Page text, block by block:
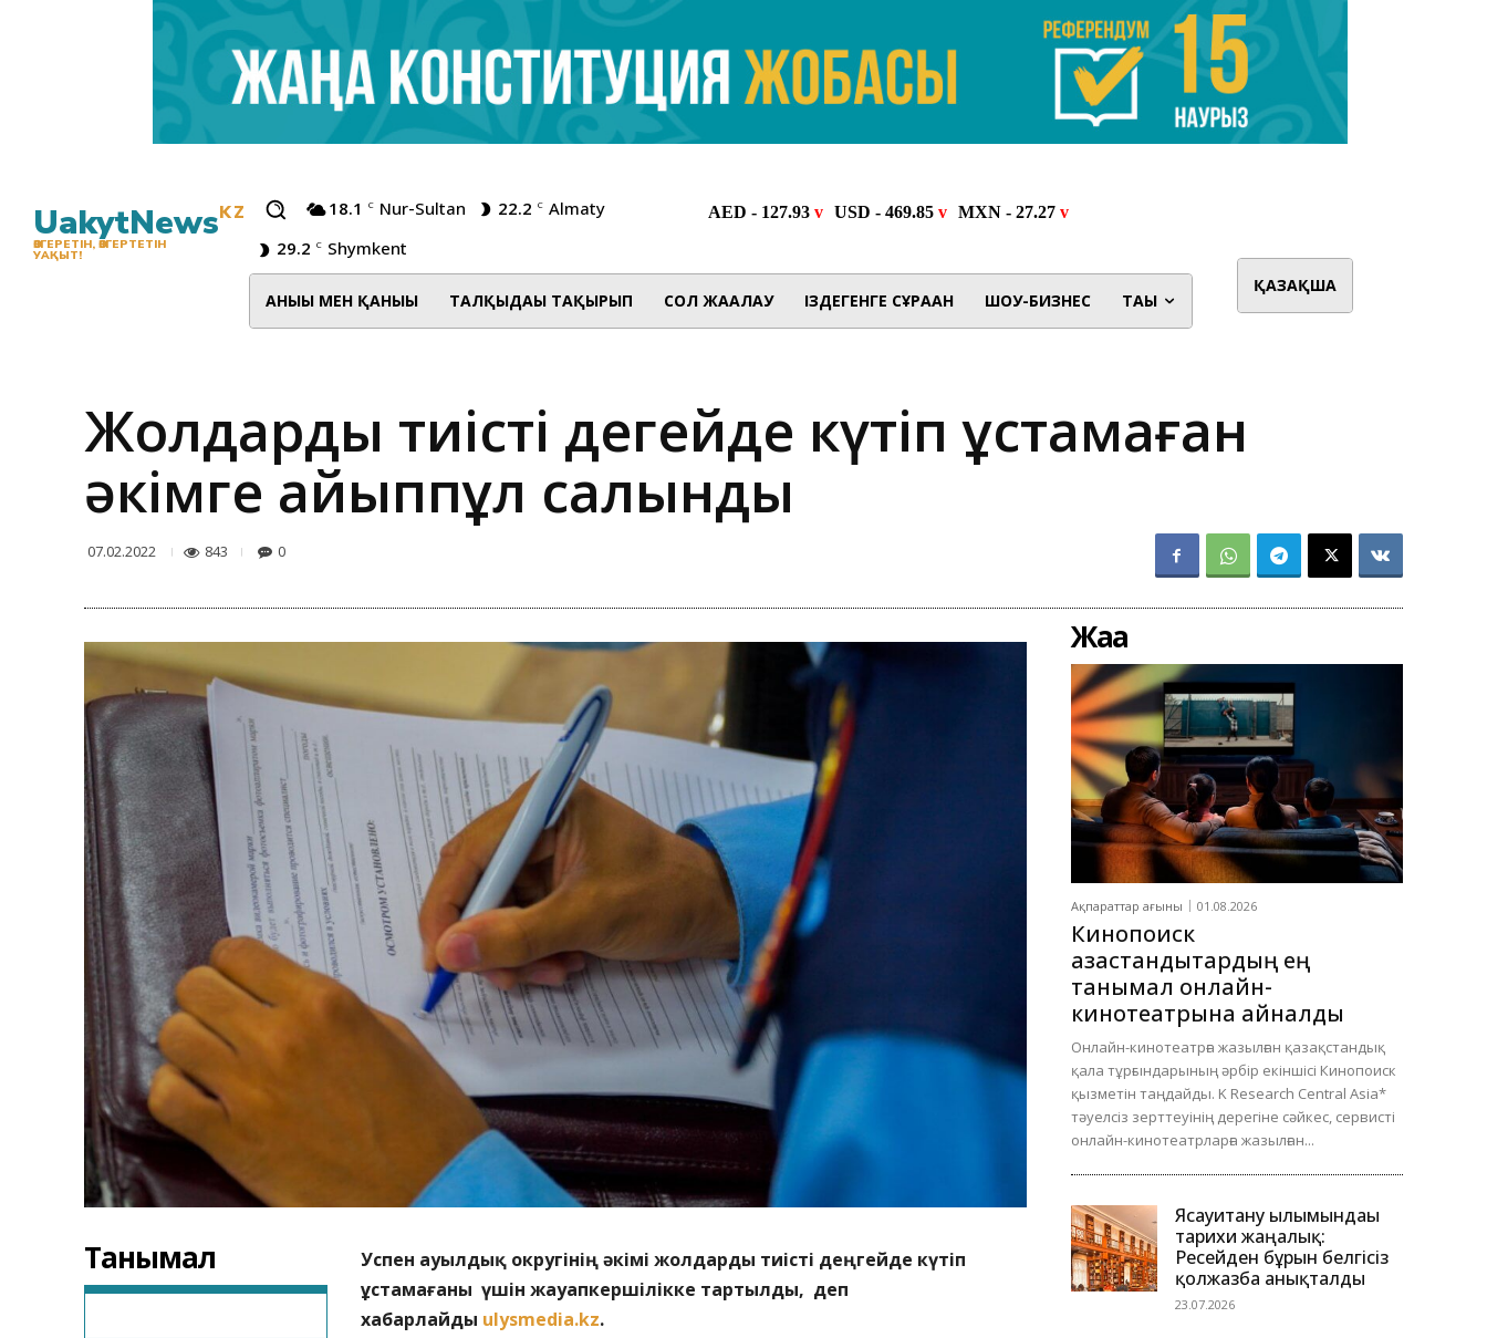
UakytNewsKZ
ӨЗГЕРЕТІН, ӨЗГЕРТЕТІН
УАҚЫТ!
18.1 C Nur-Sultan 22.2 C Almaty
29.2 C Shymkent
АНЫҒЫ МЕН ҚАНЫҒЫ ТАЛҚЫДАҒЫ ТАҚЫРЫП СОЛ ЖАҒАЛАУ ІЗДЕГЕНГЕ СҰРАҒАН ШОУ-БИЗНЕС ТАҒЫ
ҚАЗАҚША
Жолдарды тиісті деңгейде күтіп ұстамаған
әкімге айыппұл салынды
07.02.2022 843 0
Танымал
Успен ауылдық округінің әкімі жолдарды тиісті деңгейде күтіп
ұстамағаны үшін жауапкершілікке тартылды, деп
хабарлайды ulysmedia.kz.
Жаңа
Ақпараттар ағыны 01.08.2026
Кинопоиск
қазақстандықтардың ең
танымал онлайн-
кинотеатрына айналды
Онлайн-кинотеатрға жазылған қазақстандық
қала тұрғындарының әрбір екіншісі Кинопоиск
қызметін таңдайды. K Research Central Asia*
тәуелсіз зерттеуінің дерегіне сәйкес, сервисті
онлайн-кинотеатрларға жазылған...
Ясауитану ғылымындағы
тарихи жаңалық:
Ресейден бұрын белгісіз
қолжазба анықталды
23.07.2026